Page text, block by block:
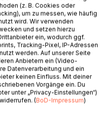
zur Erforschung der
Japan der Meiji-Zeit.
"Shinkyoku" per la
rispondere a questa
- dopo una
dell'opera dantesca in
per la
comprese in un
citazione del poema
(z. B. Cookies oder
um zu messen, wie häufig
wird. Wir verwenden
und setzen hierzu
ein, wodurch ggf.
Tracking-Pixel, IP-Adressen
werden. Auf unserer Seite
Anbietern ein (Video-
Datenverarbeitung und ein
keinen Einfluss. Mit deiner
Vorgänge ein. Du
unter „Privacy-Einstellungen“)
(BoD-Impressum)